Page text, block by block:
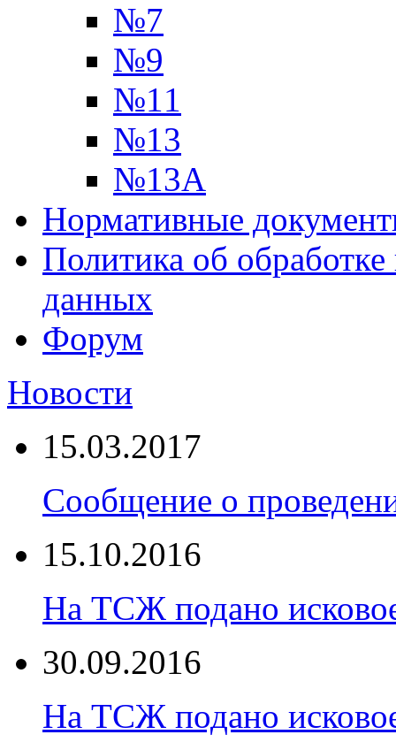
№7
№9
№11
№13
№13А
Нормативные
Политика об
данных
Форум
Новости
15.03.2017
Сообщение о
15.10.2016
На ТСЖ подано
30.09.2016
На ТСЖ подано